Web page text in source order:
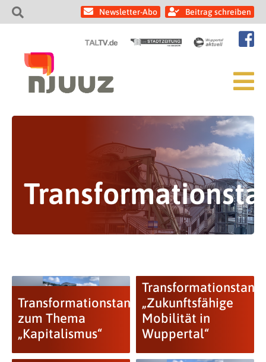
Newsletter-Abo Beitrag schreiben
Transformationstandem
zum Thema
„Kapitalismus“
„Zukunftsfähige
Mobilität in
Wuppertal“